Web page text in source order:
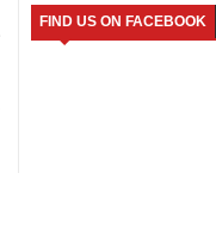
FIND US ON FACEBOOK